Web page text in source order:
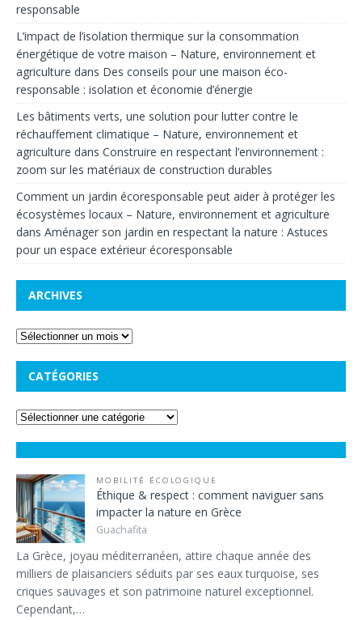
responsable
L’impact de l’isolation thermique sur la consommation
énergétique de votre maison – Nature, environnement et
agriculture dans Des conseils pour une maison éco-
responsable : isolation et économie d’énergie
Les bâtiments verts, une solution pour lutter contre le
réchauffement climatique – Nature, environnement et
agriculture dans Construire en respectant l’environnement :
zoom sur les matériaux de construction durables
Comment un jardin écoresponsable peut aider à protéger les
écosystèmes locaux – Nature, environnement et agriculture
dans Aménager son jardin en respectant la nature : Astuces
pour un espace extérieur écoresponsable
ARCHIVES
CATÉGORIES
MOBILITÉ ÉCOLOGIQUE
Éthique & respect : comment naviguer sans
impacter la nature en Grèce
Guachafita
La Grèce, joyau méditerranéen, attire chaque année des
milliers de plaisanciers séduits par ses eaux turquoise, ses
criques sauvages et son patrimoine naturel exceptionnel.
Cependant,…